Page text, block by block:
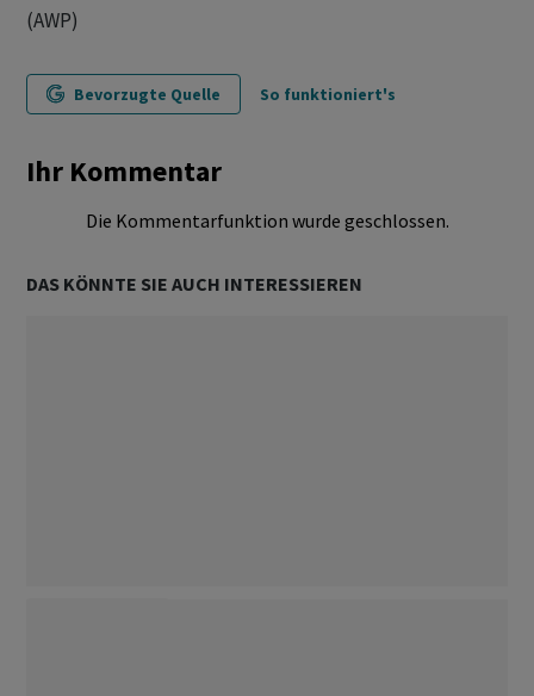
(AWP)
Bevorzugte Quelle So funktioniert's
Ihr Kommentar
Die Kommentarfunktion wurde geschlossen.
DAS KÖNNTE SIE AUCH INTERESSIEREN